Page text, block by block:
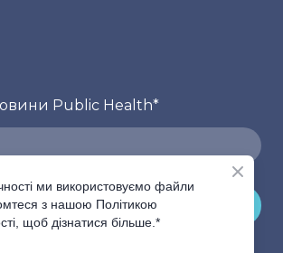
Public Health*
ПІДПИСАТИСЬ
ми використовуємо файли
з нашою Політикою
щоб дізнатися більше.*